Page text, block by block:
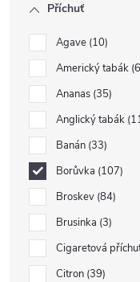
Příchuť
Agave 10
Americký tabák
Ananas 35
Anglický tabák
Banán 33
Borůvka 107
Broskev 84
Brusinka 3
Cigaretová
Citron 39